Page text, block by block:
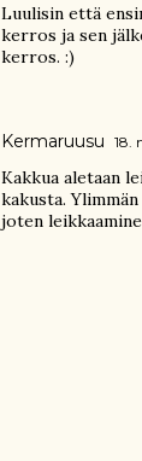
Luulisin että
kerros ja sen
kerros. :)
Kermaruusu 18.
Kakkua aletaan
kakusta.
joten